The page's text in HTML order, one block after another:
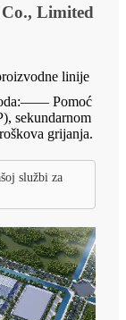
Co., Limited
linije
Pomoć
sekundarnom
grijanja.
službi za